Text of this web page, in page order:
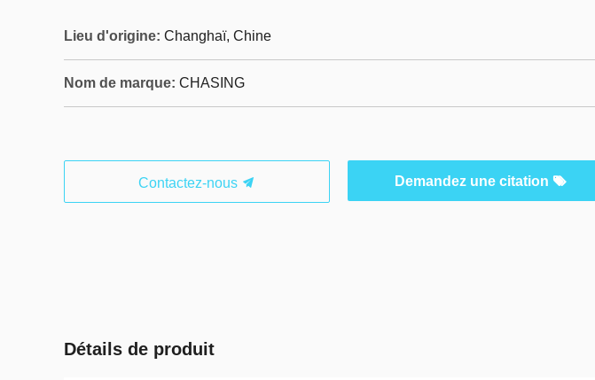
Lieu d'origine: Changhaï, Chine
Nom de marque: CHASING
Contactez-nous Demandez une citation
Détails de produit